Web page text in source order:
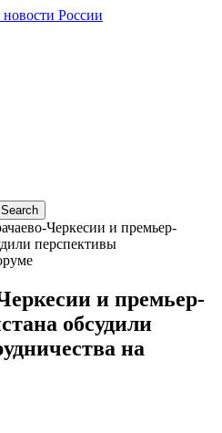
Черкесии и премьер-
перспективы
и премьер-
обсудили
на